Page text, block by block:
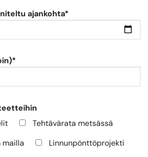
ajankohta*
Tehtävärata metsässä
mailla
Linnunpönttöprojekti